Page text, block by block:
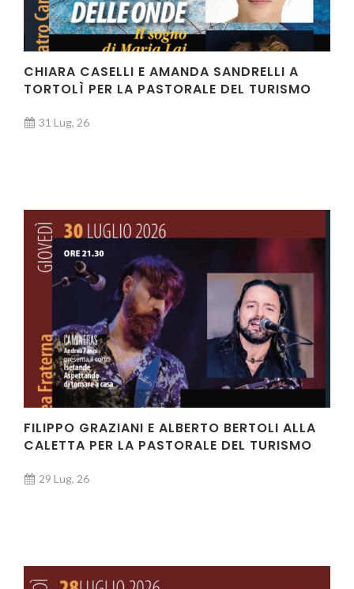
CHIARA CASELLI E AMANDA SANDRELLI A
TORTOLÌ PER LA PASTORALE DEL TURISMO
31 Lug, 26
FILIPPO GRAZIANI E ALBERTO BERTOLI ALLA
CALETTA PER LA PASTORALE DEL TURISMO
29 Lug, 26